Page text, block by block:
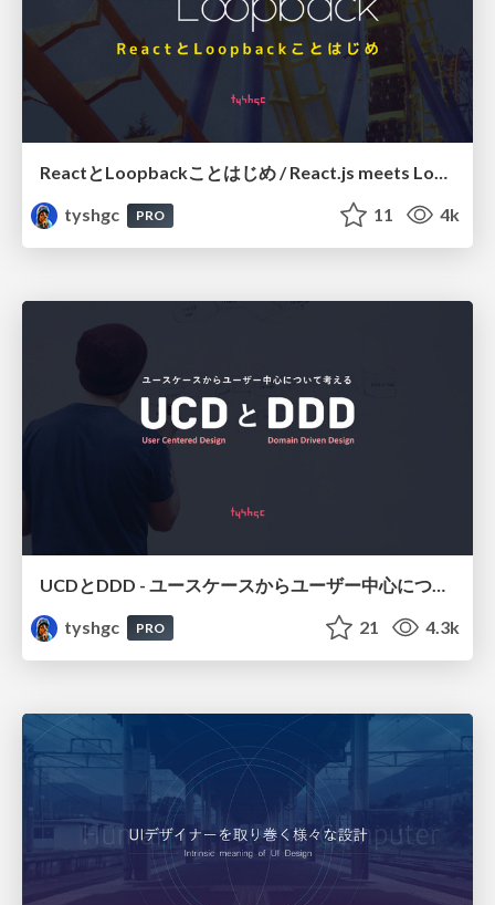
ReactとLoopbackことはじめ / React.js meets Loopback
tyshgc
PRO 11 4k
tyshgc
PRO 21 4.3k